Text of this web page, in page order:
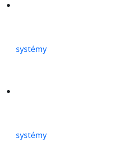
systémy
systémy